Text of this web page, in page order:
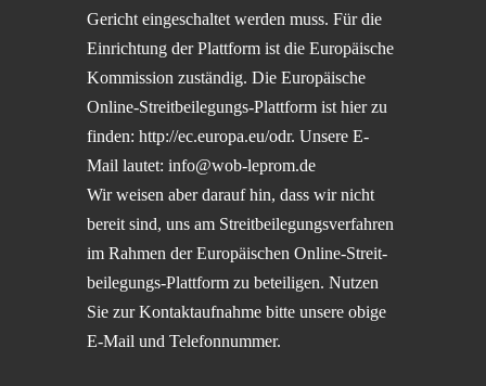
Gericht einge­schal­tet werden muss. Für die
Einrich­tung der Platt­form ist die Europäi­sche
Kommis­sion zustän­dig. Die Europäi­sche
Online-Streit­bei­le­gungs-Platt­form ist hier zu
finden: http://ec.europa.eu/odr. Unsere E-
Mail lautet: info@wob-leprom.de
Wir weisen aber darauf hin, dass wir nicht
bereit sind, uns am Streit­bei­le­gungs­ver­fah­ren
im Rahmen der Europäi­schen Online-Streit­
bei­le­gungs-Platt­form zu betei­li­gen. Nutzen
Sie zur Kontakt­auf­nahme bitte unsere obige
E-Mail und Telefonnummer.